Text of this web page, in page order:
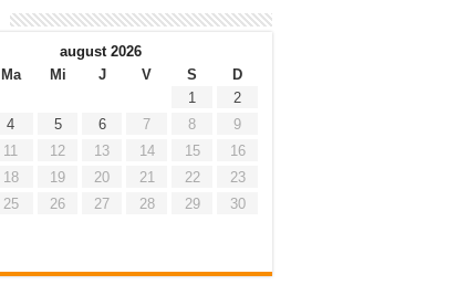
august 2026
Ma Mi J V S
D
1
2
4 5 6 7 8
9
11 12 13 14 15
16
18 19 20 21 22
23
25 26 27 28 29
30